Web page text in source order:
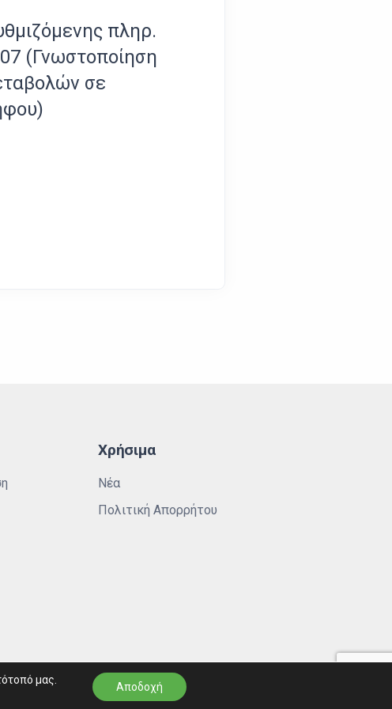
πληρ.
(Γνωστοποίηση
σε
Χρήσιμα
Νέα
Πολιτική Απορρήτου
μας.
Αποδοχή